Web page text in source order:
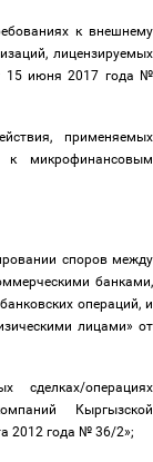
к внешнему
лицензируемых
15 июня 2017 года №
применяемых
к микрофинансовым
споров между
банками,
операций, и
лицами» от
операциях
Кыргызской
2012 года № 36/2»;